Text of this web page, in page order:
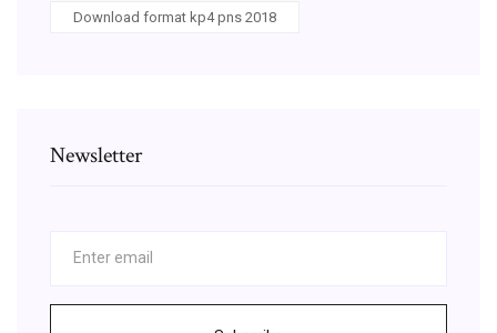
Download format kp4 pns 2018
Newsletter